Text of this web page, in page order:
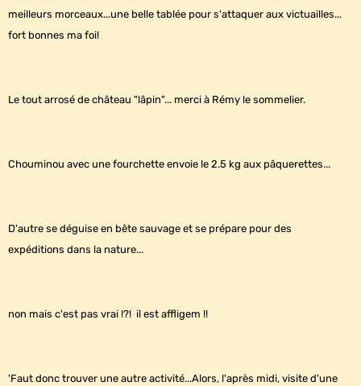
meilleurs morceaux...une belle tablée pour s'attaquer aux victuailles...
fort bonnes ma foi!
Le tout arrosé de château "lâpin"... merci à Rémy le sommelier.
Chouminou avec une fourchette envoie le 2.5 kg aux pâquerettes...
D'autre se déguise en bête sauvage et se prépare pour des
expéditions dans la nature...
non mais c'est pas vrai !?! il est affligem !!
'Faut donc trouver une autre activité...Alors, l'après midi, visite d'une